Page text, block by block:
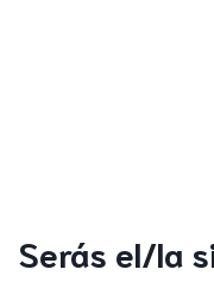
Serás el/la